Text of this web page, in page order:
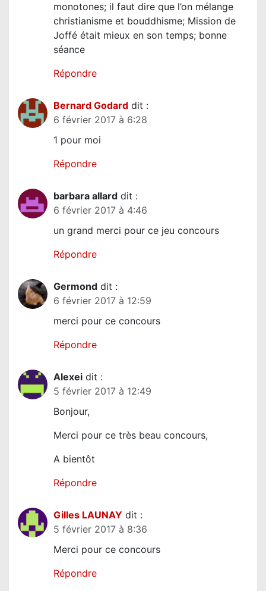
monotones; il faut dire que l’on mélange
christianisme et bouddhisme; Mission de
Joffé était mieux en son temps; bonne
séance
Répondre
Bernard Godard dit :
6 février 2017 à 6:28
1 pour moi
Répondre
barbara allard dit :
6 février 2017 à 4:46
un grand merci pour ce jeu concours
Répondre
Germond dit :
6 février 2017 à 12:59
merci pour ce concours
Répondre
Alexei dit :
5 février 2017 à 12:49
Bonjour,
Merci pour ce très beau concours,
A bientôt
Répondre
Gilles LAUNAY dit :
5 février 2017 à 8:36
Merci pour ce concours
Répondre